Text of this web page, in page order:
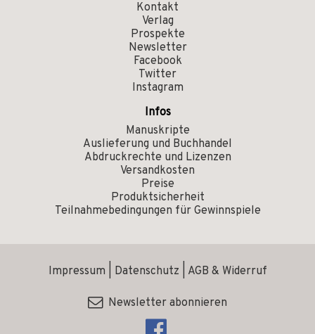
Kontakt
Verlag
Prospekte
Newsletter
Facebook
Twitter
Instagram
Infos
Manuskripte
Auslieferung und Buchhandel
Abdruckrechte und Lizenzen
Versandkosten
Preise
Produktsicherheit
Teilnahmebedingungen für Gewinnspiele
Impressum Datenschutz AGB & Widerruf
Newsletter abonnieren